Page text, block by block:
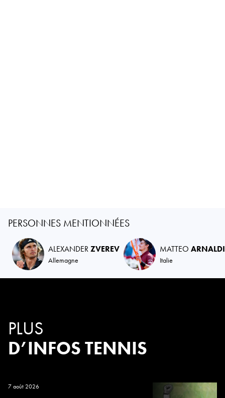
PERSONNES MENTIONNÉES
ALEXANDERZVEREV
Allemagne
MATTEO ARNALDI
Italie
PLUS
D’INFOS TENNIS
7 août 2026